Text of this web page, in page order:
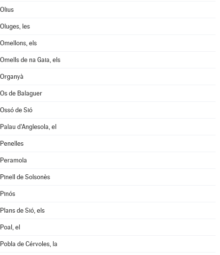
Olius
Oluges, les
Omellons, els
Omells de na Gaia, els
Organyà
Os de Balaguer
Ossó de Sió
Palau d'Anglesola, el
Penelles
Peramola
Pinell de Solsonès
Pinós
Plans de Sió, els
Poal, el
Pobla de Cérvoles, la